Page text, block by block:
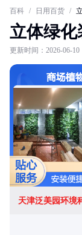
百科 / 日用百货 /
立体绿化
更新时间：2026-06-10